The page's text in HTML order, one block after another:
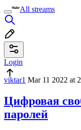
All streams
Login
viktar1 Mar 11 2022 at
Цифровая
паролей